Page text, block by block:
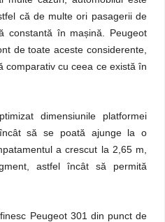
că de multe ori pasagerii de
constantă în mașină. Peugeot
de toate aceste considerente,
comparativ cu ceea ce există în
dimensiunile platformei
să se poată ajunge la o
a crescut la 2,65 m,
astfel încât să permită
Peugeot 301 din punct de